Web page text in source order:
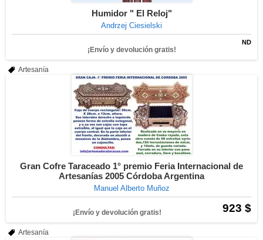
Humidor " El Reloj"
Andrzej Ciesielski
ND
¡Envío y devolución gratis!
Artesanía
Gran Cofre Taraceado 1° premio Feria Internacional de
Artesanías 2005 Córdoba Argentina
Manuel Alberto Muñoz
923 $
¡Envío y devolución gratis!
Artesanía